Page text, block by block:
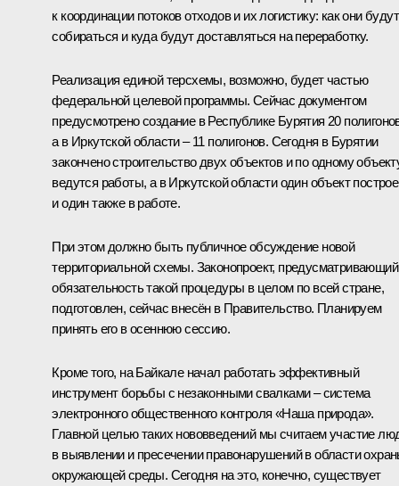
к координации потоков отходов и их логистику: как они будут
собираться и куда будут доставляться на переработку.
Реализация единой терсхемы, возможно, будет частью
федеральной целевой программы. Сейчас документом
предусмотрено создание в Республике Бурятия 20
а в Иркутской области – 11 полигонов. Сегодня в Бурятии
закончено строительство двух объектов и по одному
ведутся работы, а в Иркутской области один объект
и один также в работе.
При этом должно быть публичное обсуждение новой
территориальной схемы. Законопроект, предусматривающий
обязательность такой процедуры в целом по всей стране,
подготовлен, сейчас внесён в Правительство. Планируем
принять его в осеннюю сессию.
Кроме того, на Байкале начал работать эффективный
инструмент борьбы с незаконными свалками – система
электронного общественного контроля «Наша природа».
Главной целью таких нововведений мы считаем участие
в выявлении и пресечении правонарушений в области
окружающей среды. Сегодня на это, конечно, существует